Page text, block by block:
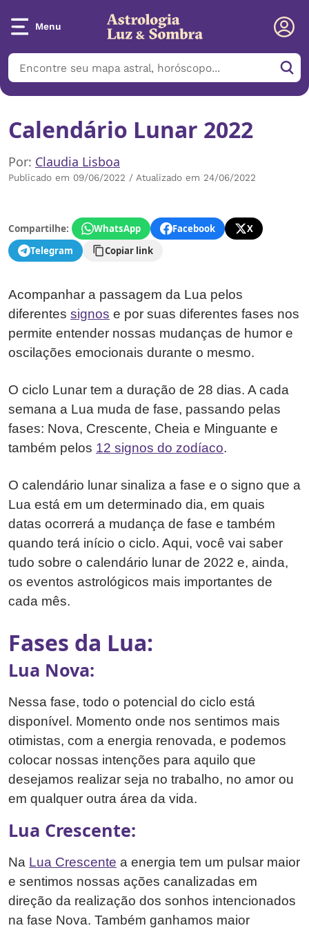
Menu
Calendário Lunar 2022
Por: Claudia Lisboa
Publicado em 09/06/2022 / Atualizado em 24/06/2022
Compartilhe: WhatsApp Facebook
X
Telegram
Copiar link
Acompanhar a passagem da Lua pelos
diferentes signos e por suas diferentes fases nos
permite entender nossas mudanças de humor e
oscilações emocionais durante o mesmo.
O ciclo Lunar tem a duração de 28 dias. A cada
semana a Lua muda de fase, passando pelas
fases: Nova, Crescente, Cheia e Minguante e
também pelos 12 signos do zodíaco.
O calendário lunar sinaliza a fase e o signo que a
Lua está em um determinado dia, em quais
datas ocorrerá a mudança de fase e também
quando terá início o ciclo. Aqui, você vai saber
tudo sobre o calendário lunar de 2022 e, ainda,
os eventos astrológicos mais importantes de
cada mês.
Fases da Lua:
Lua Nova:
Nessa fase, todo o potencial do ciclo está
disponível. Momento onde nos sentimos mais
otimistas, com a energia renovada, e podemos
colocar nossas intenções para aquilo que
desejamos realizar seja no trabalho, no amor ou
em qualquer outra área da vida.
Lua Crescente:
Na Lua Crescente a energia tem um pulsar maior
e sentimos nossas ações canalizadas em
direção da realização dos sonhos intencionados
na fase Nova. Também ganhamos maior